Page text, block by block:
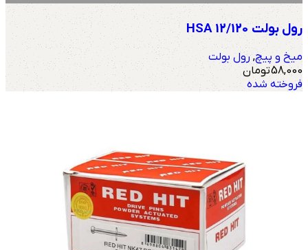
رول بولت HSA 12/120
میخ و پیچ,رول بولت
58,000تومان
فروخته شده